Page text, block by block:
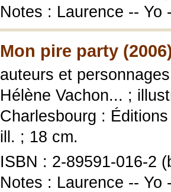
Notes : Laurence -- Yo
Mon pire party
auteurs et
Hélène Vachon... ;
Charlesbourg :
ill. ; 18 cm.
ISBN : 2-89591-016-2
Notes : Laurence -- Yo